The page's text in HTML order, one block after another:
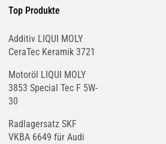
Top Produkte
Additiv LIQUI MOLY
CeraTec Keramik 3721
Motoröl LIQUI MOLY
3853 Special Tec F 5W-
30
Radlagersatz SKF
VKBA 6649 für Audi